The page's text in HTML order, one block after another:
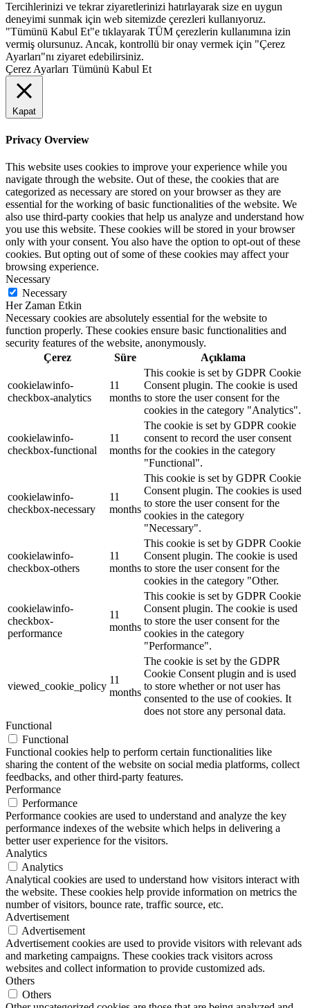
Tercihlerinizi ve tekrar ziyaretlerinizi hatırlayarak size en uygun
deneyimi sunmak için web sitemizde çerezleri kullanıyoruz.
"Tümünü Kabul Et"e tıklayarak TÜM çerezlerin kullanımına izin
vermiş olursunuz. Ancak, kontrollü bir onay vermek için "Çerez
Ayarları"nı ziyaret edebilirsiniz.
Çerez Ayarları Tümünü Kabul Et
Kapat
Privacy Overview
This website uses cookies to improve your experience while you
navigate through the website. Out of these, the cookies that are
categorized as necessary are stored on your browser as they are
essential for the working of basic functionalities of the website. We
also use third-party cookies that help us analyze and understand how
you use this website. These cookies will be stored in your browser
only with your consent. You also have the option to opt-out of these
cookies. But opting out of some of these cookies may affect your
browsing experience.
Necessary
Necessary
Her Zaman Etkin
Necessary cookies are absolutely essential for the website to
function properly. These cookies ensure basic functionalities and
security features of the website, anonymously.
Çerez
Süre Açıklama
cookielawinfo-
checkbox-analytics
11
months
This cookie is set by GDPR Cookie
Consent plugin. The cookie is used
to store the user consent for the
cookies in the category "Analytics".
cookielawinfo-
checkbox-functional
11
months
The cookie is set by GDPR cookie
consent to record the user consent
for the cookies in the category
"Functional".
cookielawinfo-
checkbox-necessary
11
months
This cookie is set by GDPR Cookie
Consent plugin. The cookies is used
to store the user consent for the
cookies in the category
"Necessary".
cookielawinfo-
checkbox-others
11
months
This cookie is set by GDPR Cookie
Consent plugin. The cookie is used
to store the user consent for the
cookies in the category "Other.
cookielawinfo-
checkbox-
performance
11
months
This cookie is set by GDPR Cookie
Consent plugin. The cookie is used
to store the user consent for the
cookies in the category
"Performance".
viewed_cookie_policy
11
months
The cookie is set by the GDPR
Cookie Consent plugin and is used
to store whether or not user has
consented to the use of cookies. It
does not store any personal data.
Functional
Functional
Functional cookies help to perform certain functionalities like
sharing the content of the website on social media platforms, collect
feedbacks, and other third-party features.
Performance
Performance
Performance cookies are used to understand and analyze the key
performance indexes of the website which helps in delivering a
better user experience for the visitors.
Analytics
Analytics
Analytical cookies are used to understand how visitors interact with
the website. These cookies help provide information on metrics the
number of visitors, bounce rate, traffic source, etc.
Advertisement
Advertisement
Advertisement cookies are used to provide visitors with relevant ads
and marketing campaigns. These cookies track visitors across
websites and collect information to provide customized ads.
Others
Others